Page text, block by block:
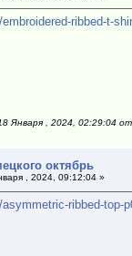
ribbed-t-
Января , 2024, 02:29:04 от
октябрь
, 2024, 09:12:04 »
ribbed-top-